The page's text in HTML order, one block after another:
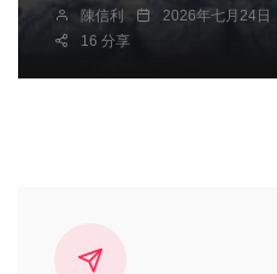
陳信利 2026年七月24日
16 分享